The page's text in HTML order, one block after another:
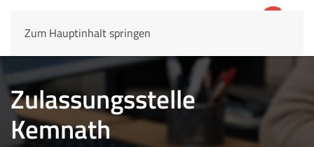
Zum Hauptinhalt springen
Zulassungsstelle
Kemnath